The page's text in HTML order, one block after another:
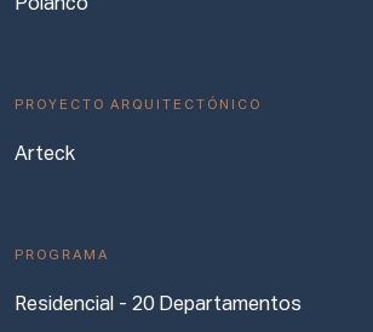
Polanco
PROYECTO ARQUITECTÓNICO
Arteck
PROGRAMA
Residencial - 20 Departamentos